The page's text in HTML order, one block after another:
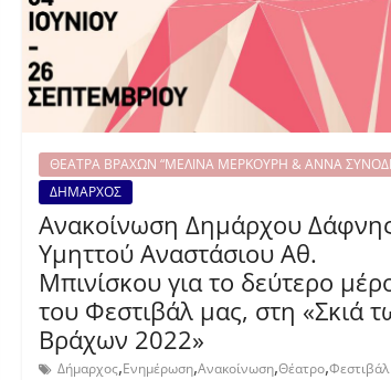
ΘΕΑΤΡΑ ΒΡΑΧΩΝ “ΜΕΛΙΝΑ ΜΕΡΚΟΥΡΗ & ΑΝΝΑ
ΔΗΜΑΡΧΟΣ
Ανακοίνωση Δημάρχου
Υμηττού Αναστάσιου Αθ.
Μπινίσκου για το δεύτερο
του Φεστιβάλ μας, στη «Σκιά
Βράχων 2022»
Δήμαρχος,Ενημέρωση,Ανακοίνωση,Θέατρο,Φεστιβάλ